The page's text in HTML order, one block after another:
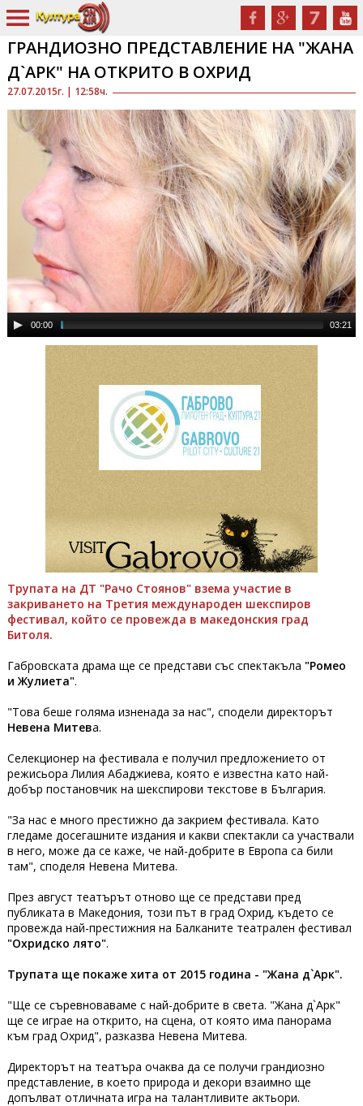
27.07.2015г. | 12:58ч.
ГРАНДИОЗНО ПРЕДСТАВЛЕНИЕ НА "ЖАНА
Д`АРК" НА ОТКРИТО В ОХРИД
00:00 03:21
Трупата на ДТ "Рачо Стоянов" взема участие в
закриването на Третия международен шекспиров
фестивал, който се провежда в македонския град
Битоля.
Габровската драма ще се представи със спектакъла "Ромео
и Жулиета".
"Това беше голяма изненада за нас", сподели директорът
Невена Митева.
Селекционер на фестивала е получил предложението от
режисьора Лилия Абаджиева, която е известна като най-
добър постановчик на шекспирови текстове в България.
"За нас е много престижно да закрием фестивала. Като
гледаме досегашните издания и какви спектакли са участвали
в него, може да се каже, че най-добрите в Европа са били
там", споделя Невена Митева.
През август театърът отново ще се представи пред
публиката в Македония, този път в град Охрид, където се
провежда най-престижния на Балканите театрален фестивал
"Охридско лято".
Трупата ще покаже хита от 2015 година - "Жана д`Арк".
"Ще се съревноваваме с най-добрите в света. "Жана д`Арк"
ще се играе на открито, на сцена, от която има панорама
към град Охрид", разказва Невена Митева.
Директорът на театъра очаква да се получи грандиозно
представление, в което природа и декори взаимно ще
допълват отличната игра на талантливите актьори.